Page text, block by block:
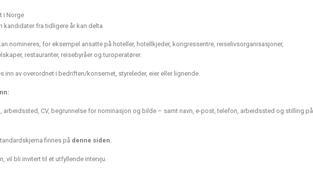
i Norge
kandidater fra tidligere år kan delta
nomineres, for eksempel ansatte på hoteller, hotellkjeder, kongressentre, reiselivsorganisasjoner,
restauranter, reisebyråer og turoperatører.
inn av overordnet i bedriften/konsernet, styreleder, eier eller lignende.
arbeidssted, CV, begrunnelse for nominasjon og bilde – samt navn, e-post, telefon, arbeidssted og stilling på
finnes på denne siden.
vil bli invitert til et utfyllende intervju.